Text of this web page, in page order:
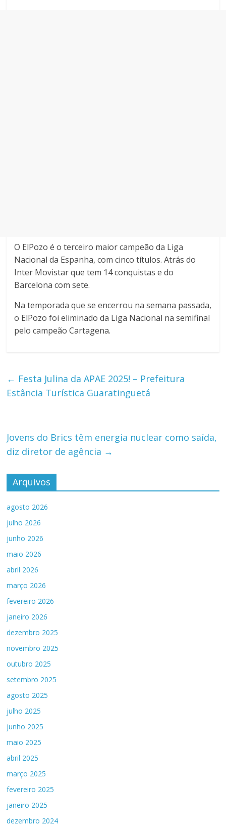
O ElPozo é o terceiro maior campeão da Liga
Nacional da Espanha, com cinco títulos. Atrás do
Inter Movistar que tem 14 conquistas e do
Barcelona com sete.
Na temporada que se encerrou na semana passada,
o ElPozo foi eliminado da Liga Nacional na semifinal
pelo campeão Cartagena.
← Festa Julina da APAE 2025! – Prefeitura
Estância Turística Guaratinguetá
Jovens do Brics têm energia nuclear como saída,
diz diretor de agência →
Arquivos
agosto 2026
julho 2026
junho 2026
maio 2026
abril 2026
março 2026
fevereiro 2026
janeiro 2026
dezembro 2025
novembro 2025
outubro 2025
setembro 2025
agosto 2025
julho 2025
junho 2025
maio 2025
abril 2025
março 2025
fevereiro 2025
janeiro 2025
dezembro 2024